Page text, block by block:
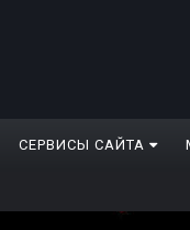
СЕРВИСЫ САЙТА